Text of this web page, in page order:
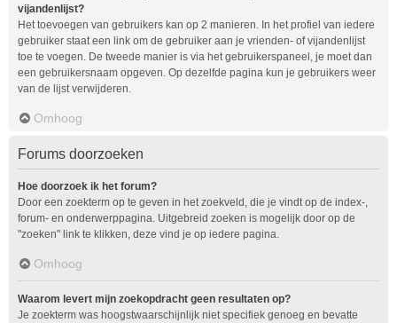
vijandenlijst?
Het toevoegen van gebruikers kan op 2 manieren. In het profiel van iedere
gebruiker staat een link om de gebruiker aan je vrienden- of vijandenlijst
toe te voegen. De tweede manier is via het gebruikerspaneel, je moet dan
een gebruikersnaam opgeven. Op dezelfde pagina kun je gebruikers weer
van de lijst verwijderen.
Omhoog
Forums doorzoeken
Hoe doorzoek ik het forum?
Door een zoekterm op te geven in het zoekveld, die je vindt op de index-,
forum- en onderwerppagina. Uitgebreid zoeken is mogelijk door op de
"zoeken" link te klikken, deze vind je op iedere pagina.
Omhoog
Waarom levert mijn zoekopdracht geen resultaten op?
Je zoekterm was hoogstwaarschijnlijk niet specifiek genoeg en bevatte